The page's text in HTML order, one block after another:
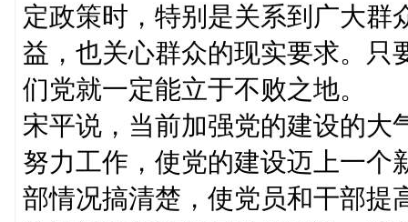
定政策时，特别是关系到广大群
益，也关心群众的现实要求。只
们党就一定能立于不败之地。
宋平说，当前加强党的建设的大
努力工作，使党的建设迈上一个
部情况搞清楚，使党员和干部提